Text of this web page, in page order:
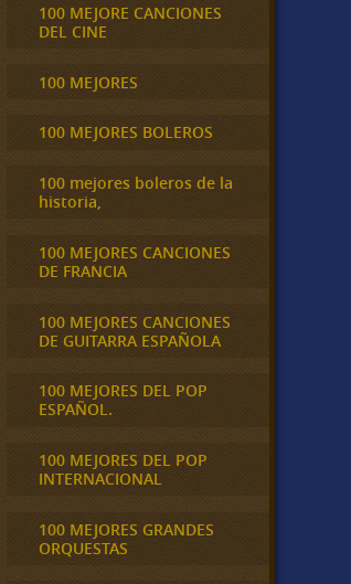
100 MEJORE CANCIONES
DEL CINE
100 MEJORES
100 MEJORES BOLEROS
100 mejores boleros de la
historia,
100 MEJORES CANCIONES
DE FRANCIA
100 MEJORES CANCIONES
DE GUITARRA ESPAÑOLA
100 MEJORES DEL POP
ESPAÑOL.
100 MEJORES DEL POP
INTERNACIONAL
100 MEJORES GRANDES
ORQUESTAS